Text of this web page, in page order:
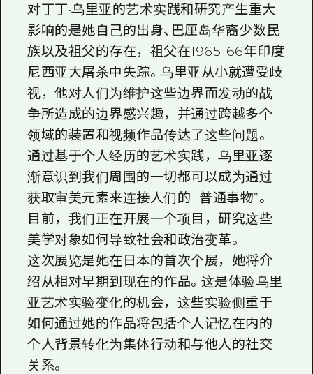
对丁丁·乌里亚的艺术实践和研究产生重大
影响的是她自己的出身、巴厘岛华裔少数民
族以及祖父的存在，祖父在1965-66年印度
尼西亚大屠杀中失踪。乌里亚从小就遭受歧
视，他对人们为维护这些边界而发动的战
争所造成的边界感兴趣，并通过跨越多个
领域的装置和视频作品传达了这些问题。
通过基于个人经历的艺术实践，乌里亚逐
渐意识到我们周围的一切都可以成为通过
获取审美元素来连接人们的 “普通事物”。
目前，我们正在开展一个项目，研究这些
美学对象如何导致社会和政治变革。
这次展览是她在日本的首次个展，她将介
绍从相对早期到现在的作品。这是体验乌里
亚艺术实验变化的机会，这些实验侧重于
如何通过她的作品将包括个人记忆在内的
个人背景转化为集体行动和与他人的社交
关系。